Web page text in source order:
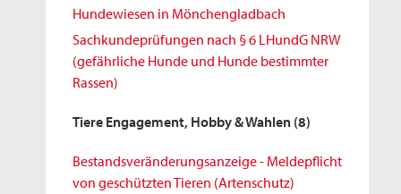
Hundewiesen in Mönchengladbach
Sachkundeprüfungen nach § 6 LHundG NRW
(gefährliche Hunde und Hunde bestimmter
Rassen)
Tiere Engagement, Hobby & Wahlen (8)
Bestandsveränderungsanzeige - Meldepflicht
von geschützten Tieren (Artenschutz)